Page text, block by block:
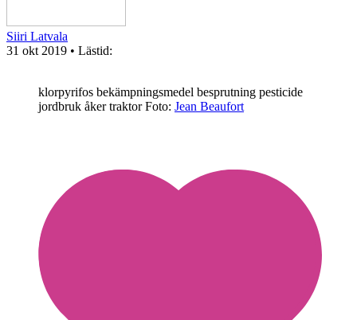
Siiri Latvala
31 okt 2019 • Lästid:
klorpyrifos bekämpningsmedel besprutning pesticide
jordbruk åker traktorFoto: Jean Beaufort